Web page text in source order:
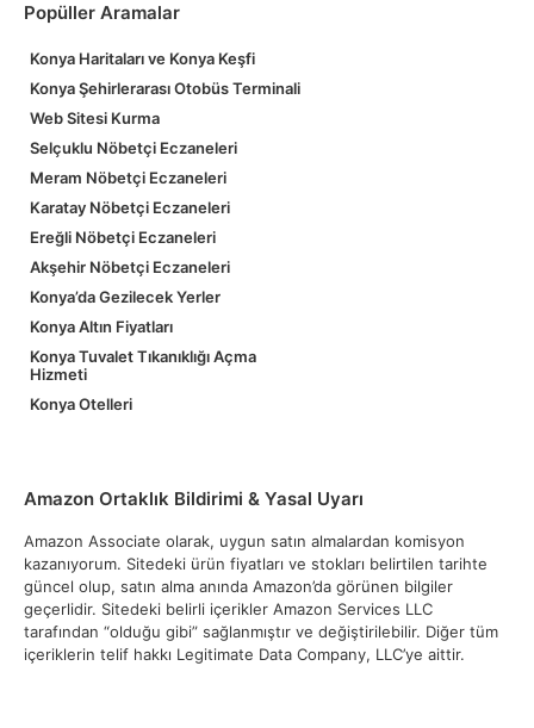
Popüller Aramalar
Konya Haritaları ve Konya Keşfi
Konya Şehirlerarası Otobüs Terminali
Web Sitesi Kurma
Selçuklu Nöbetçi Eczaneleri
Meram Nöbetçi Eczaneleri
Karatay Nöbetçi Eczaneleri
Ereğli Nöbetçi Eczaneleri
Akşehir Nöbetçi Eczaneleri
Konya’da Gezilecek Yerler
Konya Altın Fiyatları
Konya Tuvalet Tıkanıklığı Açma
Hizmeti
Konya Otelleri
Amazon Ortaklık Bildirimi & Yasal Uyarı
Amazon Associate olarak, uygun satın almalardan komisyon
kazanıyorum. Sitedeki ürün fiyatları ve stokları belirtilen tarihte
güncel olup, satın alma anında Amazon’da görünen bilgiler
geçerlidir. Sitedeki belirli içerikler Amazon Services LLC
tarafından “olduğu gibi” sağlanmıştır ve değiştirilebilir. Diğer tüm
içeriklerin telif hakkı Legitimate Data Company, LLC’ye aittir.